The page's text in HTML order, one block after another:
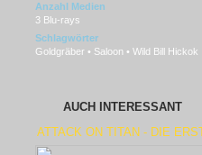
Anzahl Medien
3 Blu-rays
Schlagwörter
Goldgräber • Saloon • Wild Bill Hickok
AUCH INTERESSANT
ATTACK ON TITAN - DIE